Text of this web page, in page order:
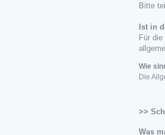
Bitte
Ist in
Für
Wie
Die
>>
Was